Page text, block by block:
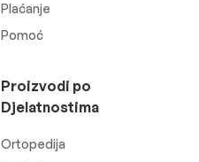
Plaćanje
Pomoć
Proizvodi po
Djelatnostima
Ortopedija